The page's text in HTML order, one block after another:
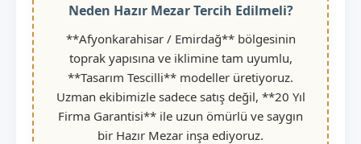
Neden Hazır Mezar Tercih Edilmeli?
**Afyonkarahisar / Emirdağ** bölgesinin
toprak yapısına ve iklimine tam uyumlu,
**Tasarım Tescilli** modeller üretiyoruz.
Uzman ekibimizle sadece satış değil, **20 Yıl
Firma Garantisi** ile uzun ömürlü ve saygın
bir Hazır Mezar inşa ediyoruz.